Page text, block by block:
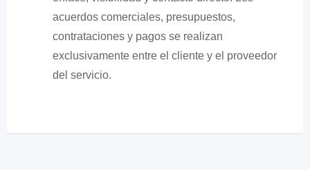
acuerdos comerciales, presupuestos,
contrataciones y pagos se realizan
exclusivamente entre el cliente y el proveedor
del servicio.